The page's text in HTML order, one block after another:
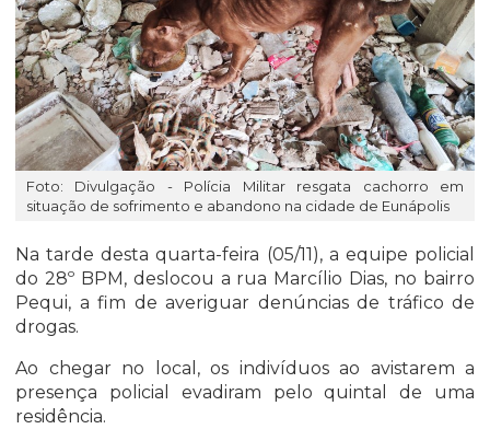
Foto: Divulgação - Polícia Militar resgata cachorro em
situação de sofrimento e abandono na cidade de Eunápolis
Na tarde desta quarta-feira (05/11), a equipe policial
do 28º BPM, deslocou a rua Marcílio Dias, no bairro
Pequi, a fim de averiguar denúncias de tráfico de
drogas.
Ao chegar no local, os indivíduos ao avistarem a
presença policial evadiram pelo quintal de uma
residência.